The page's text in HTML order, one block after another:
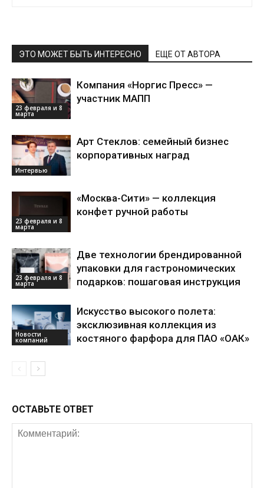
ЭТО МОЖЕТ БЫТЬ ИНТЕРЕСНО ЕЩЕ ОТ АВТОРА
23 февраля и 8
марта
Компания «Норгис Пресс» —
участник МАПП
Интервью
Арт Стеклов: семейный бизнес
корпоративных наград
23 февраля и 8
марта
«Москва-Сити» — коллекция
конфет ручной работы
23 февраля и 8
марта
Две технологии брендированной
упаковки для гастрономических
подарков: пошаговая инструкция
Новости
компаний
Искусство высокого полета:
эксклюзивная коллекция из
костяного фарфора для ПАО «ОАК»
ОСТАВЬТЕ ОТВЕТ